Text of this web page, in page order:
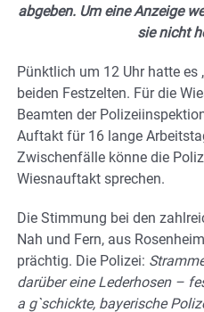
abgeben. Um eine Anzeige
sie nicht
Pünktlich um 12 Uhr hatte es
beiden Festzelten. Für die
Beamten der
Auftakt für 16 lange
Zwischenfälle könne die
Wiesnauftakt sprechen.
Die Stimmung bei den
Nah und Fern, aus
prächtig. Die Polizei:
darüber eine Lederhosen –
a g`schickte, bayerische